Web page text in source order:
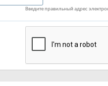
Введите правильный адрес